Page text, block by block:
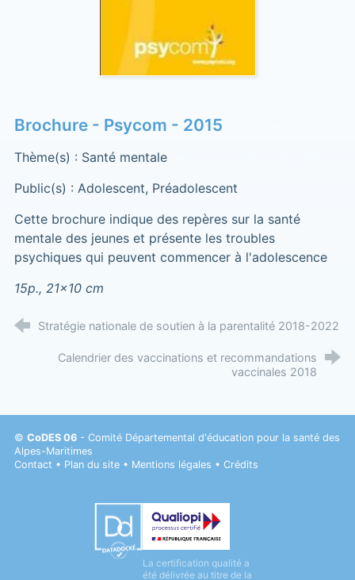
Brochure - Psycom - 2015
Thème(s) : Santé mentale
Public(s) : Adolescent, Préadolescent
Cette brochure indique des repères sur la santé
mentale des jeunes et présente les troubles
psychiques qui peuvent commencer à l'adolescence
15p., 21x10 cm
Stratégie nationale de soutien à la parentalité 2018-2022
Calendrier des vaccinations et recommandations
vaccinales 2018
© CoDES 06- Comité Départemental d'éducation pour la santé des
Alpes-Maritimes
Contact • Plan du site• Mentions légales • Crédits
Datadock
Qualiopi
La certification qualité a
été délivrée au titre de la